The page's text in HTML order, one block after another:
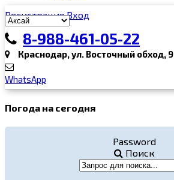
Регистрация Вход
8-988-461-05-22
Краснодар, ул. Восточный обход, 9
WhatsApp
Погода на сегодня
Password
Поиск